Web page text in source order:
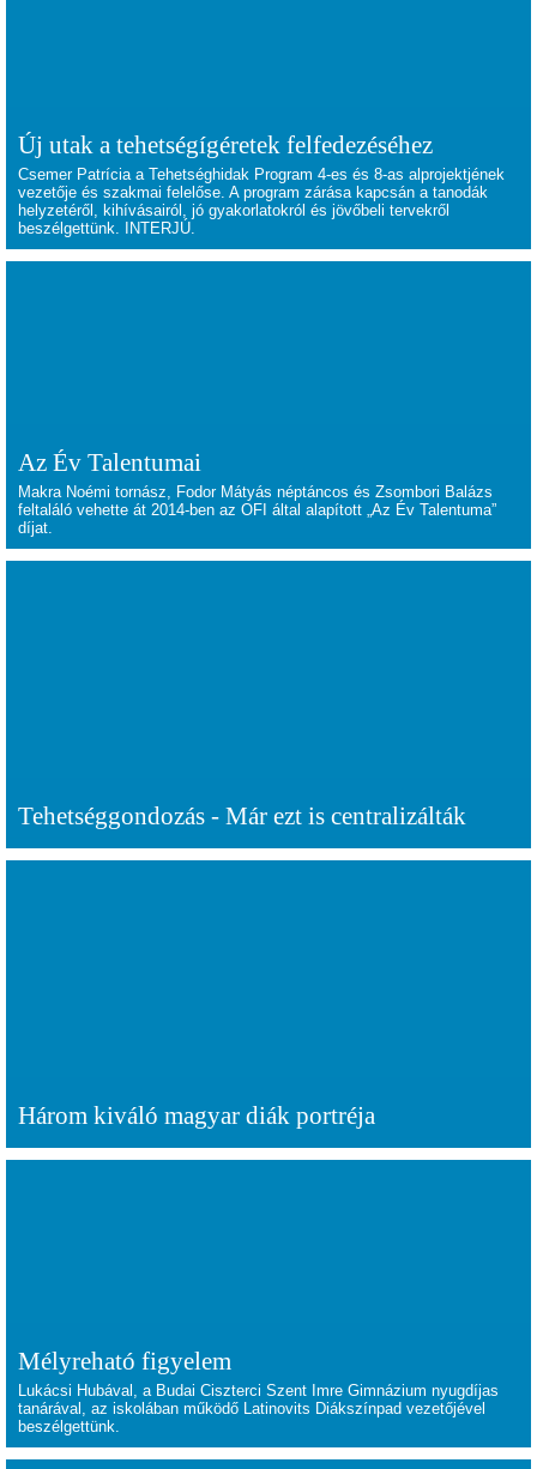
Új utak a tehetségígéretek felfedezéséhez
Csemer Patrícia a Tehetséghidak Program 4-es és 8-as alprojektjének
vezetője és szakmai felelőse. A program zárása kapcsán a tanodák
helyzetéről, kihívásairól, jó gyakorlatokról és jövőbeli tervekről
beszélgettünk. INTERJÚ.
Az Év Talentumai
Makra Noémi tornász, Fodor Mátyás néptáncos és Zsombori Balázs
feltaláló vehette át 2014-ben az OFI által alapított „Az Év Talentuma”
díjat.
Tehetséggondozás - Már ezt is centralizálták
Három kiváló magyar diák portréja
Mélyreható figyelem
Lukácsi Hubával, a Budai Ciszterci Szent Imre Gimnázium nyugdíjas
tanárával, az iskolában működő Latinovits Diákszínpad vezetőjével
beszélgettünk.